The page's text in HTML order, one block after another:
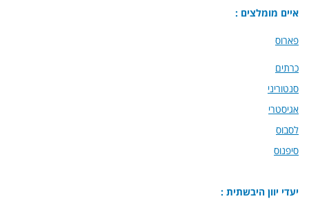
איים מומלצים :
פארוס
כרתים
סנטוריני
אגיסטרי
לסבוס
סיפנוס
יעדי יוון היבשתית :